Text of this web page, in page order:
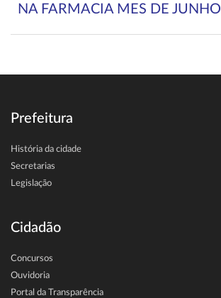
NA FARMACIA MES DE JUNHO
Prefeitura
História da cidade
Secretarias
Legislação
Cidadão
Concursos
Ouvidoria
Portal da Transparência